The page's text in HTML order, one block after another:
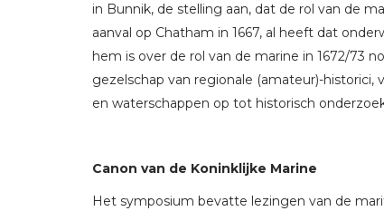
in Bunnik, de stelling aan, dat de rol van de
aanval op Chatham in 1667, al heeft dat
hem is over de rol van de marine in 1672/73
gezelschap van regionale (amateur)-
en waterschappen op tot historisch
Canon van de Koninklijke Marine
Het symposium bevatte lezingen van de